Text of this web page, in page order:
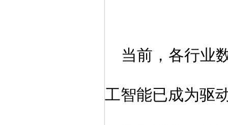
当前，各行业
工智能已成为驱